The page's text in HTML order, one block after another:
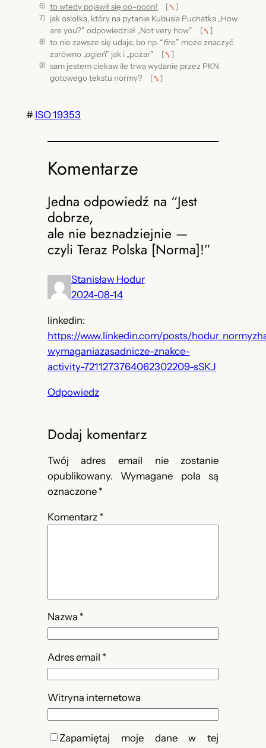
to wtedy pojawił się oo-ooon! [⤣]
jak osiołka, który na pytanie Kubusia Puchatka „How
are you?” odpowiedział „Not very how”
[⤣]
to nie zawsze się udaje, bo np. “fire” może znaczyć
zarówno „ogień” jak i „pożar”
[⤣]
sam jestem ciekaw ile trwa wydanie przez PKN
gotowego tekstu normy?
[⤣]
# ISO 19353
Komentarze
Jedna odpowiedź na “Jest
dobrze,
ale nie beznadziejnie —
czyli Teraz Polska [Norma]!”
Stanisław Hodur
2024-08-14
linkedin:
https://www.linkedin.com/posts/
wymaganiazasadnicze-znakce-
activity-7211273764062302209-sSKJ
Odpowiedz
Dodaj komentarz
Twój adres email nie zostanie
opublikowany.
Wymagane pola są
oznaczone *
Komentarz *
Nazwa *
Adres email *
Witryna internetowa
Zapamiętaj moje dane w tej